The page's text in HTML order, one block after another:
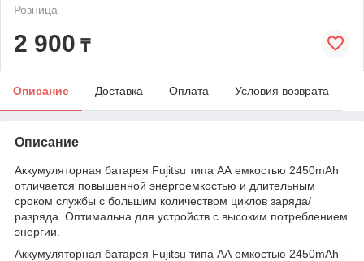
Розница
2 900 ₸
Описание Доставка Оплата Условия возврата
Описание
Аккумуляторная батарея Fujitsu типа АА емкостью 2450mAh
отличается повышенной энергоемкостью и длительным
сроком службы с большим количеством циклов заряда/
разряда. Оптимальна для устройств с высоким потреблением
энергии.
Аккумуляторная батарея Fujitsu типа АА емкостью 2450mAh -